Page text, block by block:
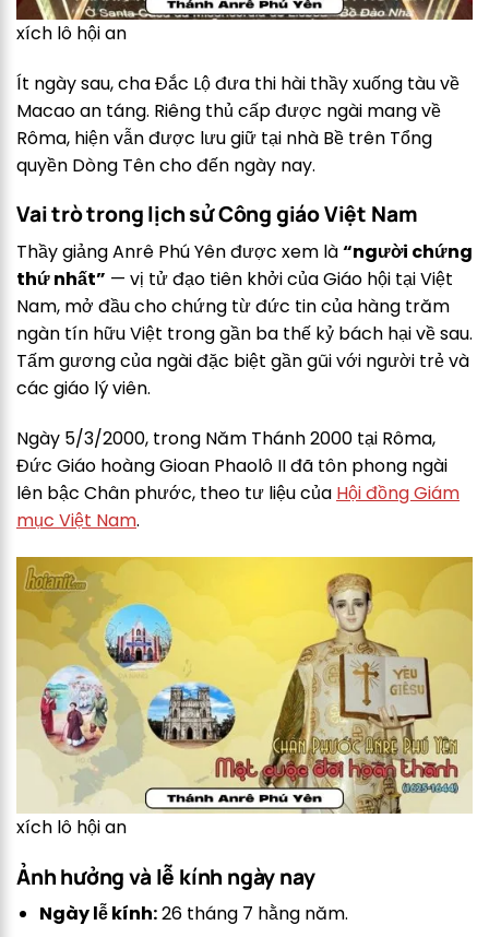
xích lô hội an
Ít ngày sau, cha Đắc Lộ đưa thi hài thầy xuống tàu về
Macao an táng. Riêng thủ cấp được ngài mang về
Rôma, hiện vẫn được lưu giữ tại nhà Bề trên Tổng
quyền Dòng Tên cho đến ngày nay.
Vai trò trong lịch sử Công giáo Việt Nam
Thầy giảng Anrê Phú Yên được xem là“người chứng
thứ nhất” — vị tử đạo tiên khởi của Giáo hội tại Việt
Nam, mở đầu cho chứng từ đức tin của hàng trăm
ngàn tín hữu Việt trong gần ba thế kỷ bách hại về sau.
Tấm gương của ngài đặc biệt gần gũi với người trẻ và
các giáo lý viên.
Ngày 5/3/2000, trong Năm Thánh 2000 tại Rôma,
Đức Giáo hoàng Gioan Phaolô II đã tôn phong ngài
lên bậc Chân phước, theo tư liệu của Hội đồng Giám
mục Việt Nam.
xích lô hội an
Ảnh hưởng và lễ kính ngày nay
Ngày lễ kính:26 tháng 7 hằng năm.